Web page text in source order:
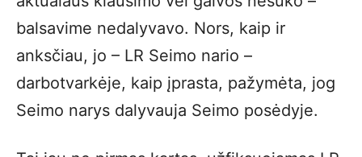
balsavime nedalyvavo. Nors, kaip ir
anksčiau, jo – LR Seimo nario –
darbotvarkėje, kaip įprasta, pažymėta, jog
Seimo narys dalyvauja Seimo posėdyje.